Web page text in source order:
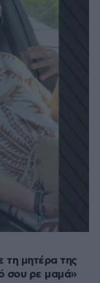
τη μητέρα της
σου ρε μαμά»